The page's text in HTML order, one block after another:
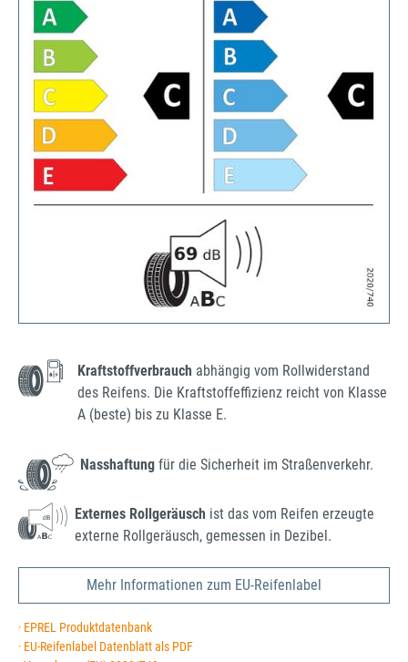
Kraftstoffverbrauch abhängig vom Rollwiderstand
des Reifens. Die Kraftstoffeffizienz reicht von Klasse
A (beste) bis zu Klasse E.
Nasshaftung für die Sicherheit im Straßenverkehr.
Externes Rollgeräusch ist das vom Reifen erzeugte
externe Rollgeräusch, gemessen in Dezibel.
Mehr Informationen zum EU-Reifenlabel
· EPREL Produktdatenbank
· EU-Reifenlabel Datenblatt als PDF